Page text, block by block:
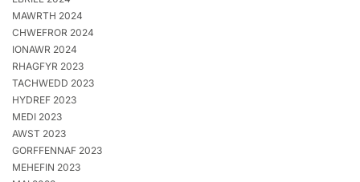
MAWRTH 2024
CHWEFROR 2024
IONAWR 2024
RHAGFYR 2023
TACHWEDD 2023
HYDREF 2023
MEDI 2023
AWST 2023
GORFFENNAF 2023
MEHEFIN 2023